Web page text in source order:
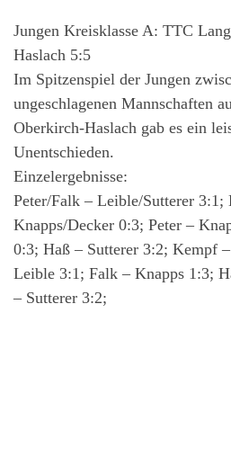
Jungen Kreisklasse A: TTC
Haslach 5:5
Im Spitzenspiel der Jungen
ungeschlagenen Mannschaften
Oberkirch-Haslach gab es ein
Unentschieden.
Einzelergebnisse:
Peter/Falk – Leible/Sutterer 3:1;
Knapps/Decker 0:3; Peter –
0:3; Haß – Sutterer 3:2; Kempf
Leible 3:1; Falk – Knapps 1:3;
– Sutterer 3:2;